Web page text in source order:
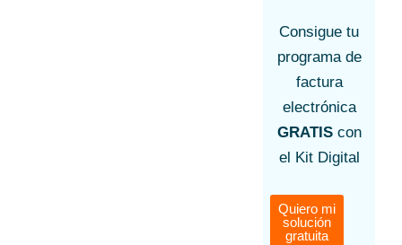
Consigue tu
programa de
factura
electrónica
GRATIScon
el Kit Digital
Quiero mi
solución
gratuita